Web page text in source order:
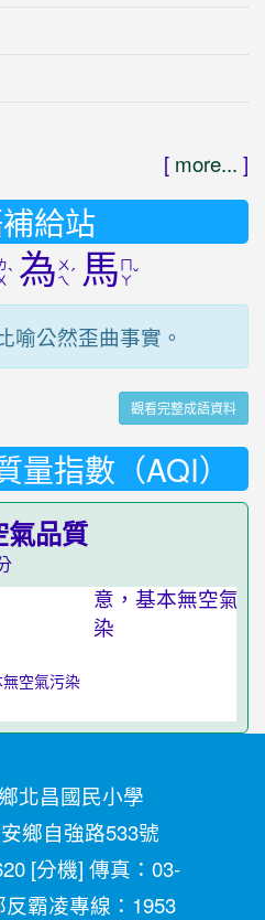
[ more... ]
給站
ˋ 為 ㄨ
ㄟˊ 馬 ㄚˇ
喻公然歪曲事實。
觀看完整成語資料
量指數（AQI）
氣品質
空氣污染
北昌國民小學
鄉自強路533號
[分機] 傳真：03-
霸凌專線：1953